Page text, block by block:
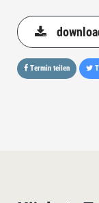
Termin teilen